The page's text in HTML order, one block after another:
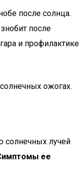
после солнца.
после
и профилактике
ожогах.
солнечных лучей
ее